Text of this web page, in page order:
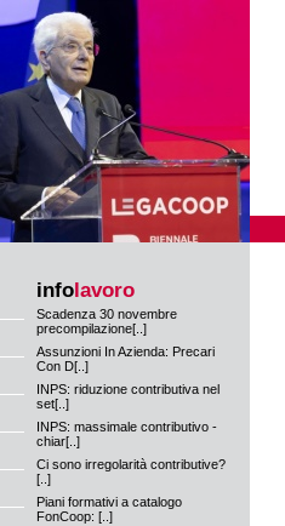
infolavoro
Scadenza 30 novembre
precompilazione[..]
Assunzioni In Azienda: Precari
Con D[..]
INPS: riduzione contributiva nel
set[..]
INPS: massimale contributivo -
chiar[..]
Ci sono irregolarità contributive?
[..]
Piani formativi a catalogo
FonCoop: [..]